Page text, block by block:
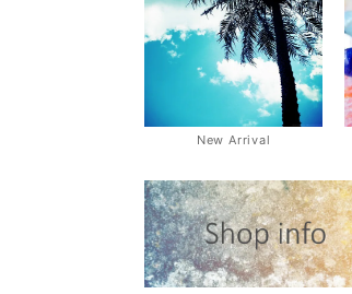
New Arrival